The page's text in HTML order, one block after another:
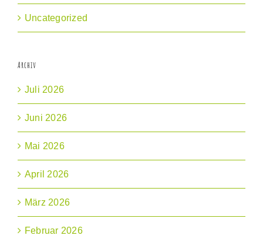
Uncategorized
Archiv
Juli 2026
Juni 2026
Mai 2026
April 2026
März 2026
Februar 2026